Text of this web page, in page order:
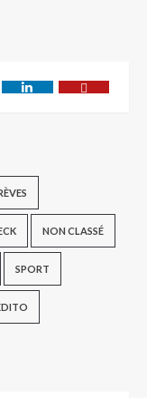
NON CLASSÉ
SPORT